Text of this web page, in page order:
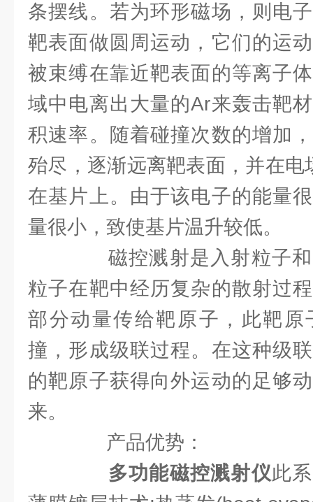
条摆线。若为环形磁场，则电
靶表面做圆周运动，它们的运
被束缚在靠近靶表面的等离子
域中电离出大量的Ar来轰击靶
积速率。随着碰撞次数的增加
殆尽，逐渐远离靶表面，并在
在基片上。由于该电子的能量
量很小，致使基片温升较低。
磁控溅射是入射粒子和
粒子在靶中经历复杂的散射过
部分动量传给靶原子，此靶原
撞，形成级联过程。在这种级
的靶原子获得向外运动的足够
来。
产品优势：
多功能磁控溅射仪此